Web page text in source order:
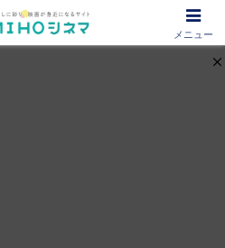
の映画図書館『MIHOシネマ』
メニュー